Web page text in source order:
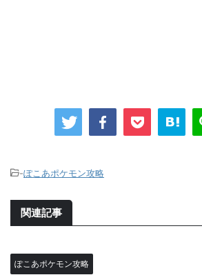
-ぽこあポケモン攻略
関連記事
ぽこあポケモン攻略